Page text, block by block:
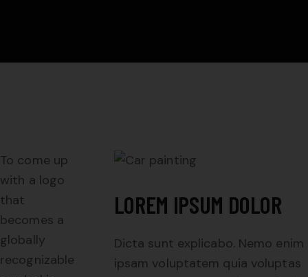
To come up
with a logo
that
becomes a
globally
recognizable
LOREM IPSUM DOLOR
Dicta sunt explicabo. Nemo enim
ipsam voluptatem quia voluptas